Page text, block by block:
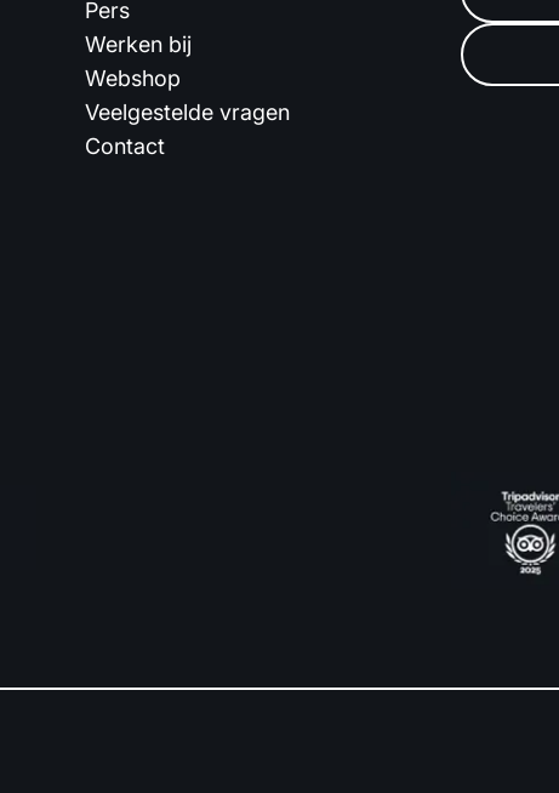
Pers
Werken bij
Webshop
Veelgestelde vragen
Contact